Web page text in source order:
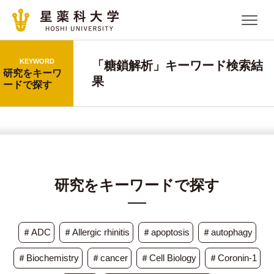
KEYWORD
研究をキーワ
ードで探す
「糖鎖解析」キーワード検索結
果
研究をキーワードで探す
＃ADC ＃Allergic rhinitis ＃apoptosis ＃autophagy
＃Biochemistry ＃cancer ＃Cell Biology ＃Coronin-1